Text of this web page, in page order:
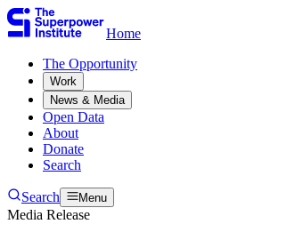
Home
The Opportunity​​​​‌ ‍ ​‍​‍‌‍ ‌ ​‍‌‍‍‌‌‍‌ ‌‍‍‌‌‍ ‍​‍​‍​ ‍‍​‍​‍‌ ​ ‌‍​‌‌‍ ‍‌‍‍‌‌ ‌​‌ ‍‌​‍ ‍‌‍‍‌‌‍ ​‍​‍​‍ ​​‍​‍‌‍‍​‌ ​‍‌‍‌‌‌‍‌‍​‍​‍​ ‍‍​‍​‍‌‍‍​‌ ‌​‌ ‌​‌ ​​​ ‍‍​‍ ​‍ ‌‍ ​‌‍ ‌‍​ ‌‍​‌‌‍ ​‌‍‍​‌‍ ‌ ​ ‌ ‌​​ ‍‍​ ​ ​ ​ ​ ​ ​ ​ ​‍ ‌‍‍‌‌‍ ‍‌ ‌​‌‍‌‌‌‍ ‍‌ ‌​​‍ ‌‍‌‌‌‍‌​‌‍‍‌‌ ‌​​‍ ‌‍ ‌‌‍ ‌‍‌​‌‍‌‌​ ‌‌ ​​‌ ​‍‌‍‌‌‌ ​ ‌‍‌‌‌‍ ‍‌ ‌​‌‍​‌‌ ‌​‌‍‍‌‌‍ ‌‍ ‍​ ‍ ‌‍‍‌‌‍‌​​ ‌​ ​‍​ ‌‍​ ‌‌​ ‌‍​ ​​‌‍‌‌​ ‍​​ ​​​‍ ‌​ ‌ ​ ‌​​ ‌‍​ ‌‌​‍ ‌​ ‌​​ ‍​​ ​ ​ ‍‌​‍ ‌​ ‍​​ ‌‍​ ​‍​ ‍‌​‍ ‌​ ‌‌​ ‌‌​ ‌ ​ ​‍‌‍‌‍​ ‍​​ ​‍​ ‍‌​ ‌‌​ ‍​​ ​​‌‍‌‌​ ‍ ‌ ‌​‌ ‍‌‌ ​​‌‍‌‌​ ‌‌ ​ ‌‍‌‌‌ ‌​‌ ‌​‌‍‍‌‌‍ ‍‌‍‌ ‌ ​ ​ ‍ ‌ ​​‌‍​‌‌ ‌​‌‍‍​​ ‌‌ ​ ‌‍‍‌‌ ‌​‌‍‌‌‌​ ‍‌‍​‌‌ ‌‍‌​‍‌‌ ‌​‌‍‌‌‌‍ ‌‌ ​ ​‍‌‌​ ‌‌‌​​‍‌‌ ‌‍‍ ‌‍‌‌‌ ‍‌​‍‌‌​ ​ ‌​‌​​‍‌‌​ ​ ‌​‌​​‍‌‌​ ​‍​ ​‍‌‍‌‌‌‍​‍‌‍‌‌‌‍​ ‌‍​‍‌‍​‌​ ​​​ ​​​ ​​​ ‌​​ ​​‌‍​ ​‍‌‌​ ​‍​ ​‍​‍‌‌​ ‌‌‌​‌​​‍ ‍‌‍ ​‌‍​‌‌‍​‍‌‍‌‌‌‍ ​​ ‌‍​‍‌‍​‌‌ ​ ‌‍‌‌‌‌‌‌‌ ​‍‌‍ ​​ ‌‌‍‍​‌ ‌​‌ ‌​‌ ​​​‍‌‌​ ​ ‌​​‌​‍‌‌​ ​‍‌​‌‍​‍‌‌​ ​‍‌​‌‍‌‍ ​‌‍ ‌‍​ ‌‍​‌‌‍ ​‌‍‍​‌‍ ‌ ​ ‌ ‌​​‍‌‌​ ​ ‌​​‌​ ​ ​ ​ ​ ​ ​ ​ ​‍‌‍‌‍‍‌‌‍‌​​ ‌​ ​‍​ ‌‍​ ‌‌​ ‌‍​ ​​‌‍‌‌​ ‍​​ ​​​‍ ‌​ ‌ ​ ‌​​ ‌‍​ ‌‌​‍ ‌​ ‌​​ ‍​​ ​ ​ ‍‌​‍ ‌​ ‍​​ ‌‍​ ​‍​ ‍‌​‍ ‌​ ‌‌​ ‌‌​ ‌ ​ ​‍‌‍‌‍​ ‍​​ ​‍​ ‍‌​ ‌‌​ ‍​​ ​​‌‍‌‌​‍‌‍‌ ‌​‌ ‍‌‌ ​​‌‍‌‌​ ‌‌ ​ ‌‍‌‌‌ ‌​‌ ‌​‌‍‍‌‌‍ ‍‌‍‌ ‌ ​ ​‍‌‍‌ ​​‌‍​‌‌ ‌​‌‍‍​​ ‌‌ ​ ‌‍‍‌‌ ‌​‌‍‌‌‌​ ‍‌‍​‌‌ ‌‍‌​‍‌‌ ‌​‌‍‌‌‌‍ ‌‌ ​ ​‍‌‌​ ‌‌‌​​‍‌‌ ‌‍‍ ‌‍‌‌‌ ‍‌​‍‌‌​ ​ ‌​‌​​‍‌‌​ ​ ‌​‌​​‍‌‌​ ​‍​ ​‍‌‍‌‌‌‍​‍‌‍‌‌‌‍​ ‌‍​‍‌‍​‌​ ​​​ ​​​ ​​​ ‌​​ ​​‌‍​ ​‍‌‌​ ​‍​ ​‍​‍‌‌​ ‌‌‌​‌​​‍ ‍‌‍ ​‌‍​‌‌‍​‍‌‍‌‌‌‍ ​​‍‌‍‌ ​​‌‍‌‌‌ ​‍‌ ​ ‌ ​​‌‍‌‌‌‍​ ‌ ‌​‌‍‍‌‌ ‌‍‌‍‌‌​ ‌‌ ​​‌ ‌‌‌‍​‍‌‍ ​‌‍‍‌‌ ​ ‌‍‍​‌‍‌‌‌‍‌​​‍​‍‌ ‌
Work​​​​‌ ‍ ​‍​‍‌‍ ‌ ​‍‌‍‍‌‌‍‌ ‌‍‍‌‌‍ ‍​‍​‍​ ‍‍​‍​‍‌ ​ ‌‍​‌‌‍ ‍‌‍‍‌‌ ‌​‌ ‍‌​‍ ‍‌‍‍‌‌‍ ​‍​‍​‍ ​​‍​‍‌‍‍​‌ ​‍‌‍‌‌‌‍‌‍​‍​‍​ ‍‍​‍​‍‌‍‍​‌ ‌​‌ ‌​‌ ​​​ ‍‍​‍ ​‍ ‌‍ ​‌‍ ‌‍​ ‌‍​‌‌‍ ​‌‍‍​‌‍ ‌ ​ ‌ ‌​​ ‍‍​ ​ ​ ​ ​ ​ ​ ​ ​‍ ‌‍‍‌‌‍ ‍‌ ‌​‌‍‌‌‌‍ ‍‌ ‌​​‍ ‌‍‌‌‌‍‌​‌‍‍‌‌ ‌​​‍ ‌‍ ‌‌‍ ‌‍‌​‌‍‌‌​ ‌‌ ​​‌ ​‍‌‍‌‌‌ ​ ‌‍‌‌‌‍ ‍‌ ‌​‌‍​‌‌ ‌​‌‍‍‌‌‍ ‌‍ ‍​ ‍ ‌‍‍‌‌‍‌​​ ‌​ ​‍​ ‌‍​ ‌‌​ ‌‍​ ​​‌‍‌‌​ ‍​​ ​​​‍ ‌​ ‌ ​ ‌​​ ‌‍​ ‌‌​‍ ‌​ ‌​​ ‍​​ ​ ​ ‍‌​‍ ‌​ ‍​​ ‌‍​ ​‍​ ‍‌​‍ ‌​ ‌‌​ ‌‌​ ‌ ​ ​‍‌‍‌‍​ ‍​​ ​‍​ ‍‌​ ‌‌​ ‍​​ ​​‌‍‌‌​ ‍ ‌ ‌​‌ ‍‌‌ ​​‌‍‌‌​ ‌‌ ​ ‌‍‌‌‌ ‌​‌ ‌​‌‍‍‌‌‍ ‍‌‍‌ ‌ ​ ​ ‍ ‌ ​​‌‍​‌‌ ‌​‌‍‍​​ ‌‌ ​ ‌‍‍‌‌ ‌​‌‍‌‌‌​ ‍‌‍​‌‌ ‌‍‌​‍‌‌ ‌​‌‍‌‌‌‍ ‌‌ ​ ​‍‌‌​ ‌‌‌​​‍‌‌ ‌‍‍ ‌‍‌‌‌ ‍‌​‍‌‌​ ​ ‌​‌​​‍‌‌​ ​ ‌​‌​​‍‌‌​ ​‍​ ​‍​ ‌‌​ ​​‌‍‌‍‌‍​‌‌‍‌​​ ‌‌​ ‌ ‌‍‌‍​ ‌ ‌‍​‌‌‍‌‌​ ​‍​ ‌ ​ ‌​‌‍‌‌​ ‍‌‌‍​ ​ ​​‌‍‌​​ ‍‌​ ​ ​ ‌‌​ ‌‌​ ​‍​ ‌ ​ ‌ ​ ‌‌‌‍‌​‌‍​‌​ ‍‌​ ​​​ ‌ ​‍‌‌​ ​‍​ ​‍​‍‌‌​ ‌‌‌​‌​​‍ ‍‌‍ ​‌‍​‌‌‍​‍‌‍‌‌‌‍ ​​ ‌‍​‍‌‍​‌‌ ​ ‌‍‌‌‌‌‌‌‌ ​‍‌‍ ​​ ‌‌‍‍​‌ ‌​‌ ‌​‌ ​​​‍‌‌​ ​ ‌​​‌​‍‌‌​ ​‍‌​‌‍​‍‌‌​ ​‍‌​‌‍‌‍ ​‌‍ ‌‍​ ‌‍​‌‌‍ ​‌‍‍​‌‍ ‌ ​ ‌ ‌​​‍‌‌​ ​ ‌​​‌​ ​ ​ ​ ​ ​ ​ ​ ​‍‌‍‌‍‍‌‌‍‌​​ ‌​ ​‍​ ‌‍​ ‌‌​ ‌‍​ ​​‌‍‌‌​ ‍​​ ​​​‍ ‌​ ‌ ​ ‌​​ ‌‍​ ‌‌​‍ ‌​ ‌​​ ‍​​ ​ ​ ‍‌​‍ ‌​ ‍​​ ‌‍​ ​‍​ ‍‌​‍ ‌​ ‌‌​ ‌‌​ ‌ ​ ​‍‌‍‌‍​ ‍​​ ​‍​ ‍‌​ ‌‌​ ‍​​ ​​‌‍‌‌​‍‌‍‌ ‌​‌ ‍‌‌ ​​‌‍‌‌​ ‌‌ ​ ‌‍‌‌‌ ‌​‌ ‌​‌‍‍‌‌‍ ‍‌‍‌ ‌ ​ ​‍‌‍‌ ​​‌‍​‌‌ ‌​‌‍‍​​ ‌‌ ​ ‌‍‍‌‌ ‌​‌‍‌‌‌​ ‍‌‍​‌‌ ‌‍‌​‍‌‌ ‌​‌‍‌‌‌‍ ‌‌ ​ ​‍‌‌​ ‌‌‌​​‍‌‌ ‌‍‍ ‌‍‌‌‌ ‍‌​‍‌‌​ ​ ‌​‌​​‍‌‌​ ​ ‌​‌​​‍‌‌​ ​‍​ ​‍​ ‌‌​ ​​‌‍‌‍‌‍​‌‌‍‌​​ ‌‌​ ‌ ‌‍‌‍​ ‌ ‌‍​‌‌‍‌‌​ ​‍​ ‌ ​ ‌​‌‍‌‌​ ‍‌‌‍​ ​ ​​‌‍‌​​ ‍‌​ ​ ​ ‌‌​ ‌‌​ ​‍​ ‌ ​ ‌ ​ ‌‌‌‍‌​‌‍​‌​ ‍‌​ ​​​ ‌ ​‍‌‌​ ​‍​ ​‍​‍‌‌​ ‌‌‌​‌​​‍ ‍‌‍ ​‌‍​‌‌‍​‍‌‍‌‌‌‍ ​​‍‌‍‌ ​​‌‍‌‌‌ ​‍‌ ​ ‌ ​​‌‍‌‌‌‍​ ‌ ‌​‌‍‍‌‌ ‌‍‌‍‌‌​ ‌‌ ​​‌ ‌‌‌‍​‍‌‍ ​‌‍‍‌‌ ​ ‌‍‍​‌‍‌‌‌‍‌​​‍​‍‌ ‌
News & Media​​​​‌ ‍ ​‍​‍‌‍ ‌ ​‍‌‍‍‌‌‍‌ ‌‍‍‌‌‍ ‍​‍​‍​ ‍‍​‍​‍‌ ​ ‌‍​‌‌‍ ‍‌‍‍‌‌ ‌​‌ ‍‌​‍ ‍‌‍‍‌‌‍ ​‍​‍​‍ ​​‍​‍‌‍‍​‌ ​‍‌‍‌‌‌‍‌‍​‍​‍​ ‍‍​‍​‍‌‍‍​‌ ‌​‌ ‌​‌ ​​​ ‍‍​‍ ​‍ ‌‍ ​‌‍ ‌‍​ ‌‍​‌‌‍ ​‌‍‍​‌‍ ‌ ​ ‌ ‌​​ ‍‍​ ​ ​ ​ ​ ​ ​ ​ ​‍ ‌‍‍‌‌‍ ‍‌ ‌​‌‍‌‌‌‍ ‍‌ ‌​​‍ ‌‍‌‌‌‍‌​‌‍‍‌‌ ‌​​‍ ‌‍ ‌‌‍ ‌‍‌​‌‍‌‌​ ‌‌ ​​‌ ​‍‌‍‌‌‌ ​ ‌‍‌‌‌‍ ‍‌ ‌​‌‍​‌‌ ‌​‌‍‍‌‌‍ ‌‍ ‍​ ‍ ‌‍‍‌‌‍‌​​ ‌​ ​‍​ ‌‍​ ‌‌​ ‌‍​ ​​‌‍‌‌​ ‍​​ ​​​‍ ‌​ ‌ ​ ‌​​ ‌‍​ ‌‌​‍ ‌​ ‌​​ ‍​​ ​ ​ ‍‌​‍ ‌​ ‍​​ ‌‍​ ​‍​ ‍‌​‍ ‌​ ‌‌​ ‌‌​ ‌ ​ ​‍‌‍‌‍​ ‍​​ ​‍​ ‍‌​ ‌‌​ ‍​​ ​​‌‍‌‌​ ‍ ‌ ‌​‌ ‍‌‌ ​​‌‍‌‌​ ‌‌ ​ ‌‍‌‌‌ ‌​‌ ‌​‌‍‍‌‌‍ ‍‌‍‌ ‌ ​ ​ ‍ ‌ ​​‌‍​‌‌ ‌​‌‍‍​​ ‌‌ ​ ‌‍‍‌‌ ‌​‌‍‌‌‌​ ‍‌‍​‌‌ ‌‍‌​‍‌‌ ‌​‌‍‌‌‌‍ ‌‌ ​ ​‍‌‌​ ‌‌‌​​‍‌‌ ‌‍‍ ‌‍‌‌‌ ‍‌​‍‌‌​ ​ ‌​‌​​‍‌‌​ ​ ‌​‌​​‍‌‌​ ​‍​ ​‍​ ​​​ ​ ​ ‌‌​ ‍‌​ ‌‍‌‍‌‌‌‍‌​‌‍‌‌​ ‍​​ ​​​ ‌ ​ ‌‌​‍‌‌​ ​‍​ ​‍​‍‌‌​ ‌‌‌​‌​​‍ ‍‌‍ ​‌‍​‌‌‍​‍‌‍‌‌‌‍ ​​ ‌‍​‍‌‍​‌‌ ​ ‌‍‌‌‌‌‌‌‌ ​‍‌‍ ​​ ‌‌‍‍​‌ ‌​‌ ‌​‌ ​​​‍‌‌​ ​ ‌​​‌​‍‌‌​ ​‍‌​‌‍​‍‌‌​ ​‍‌​‌‍‌‍ ​‌‍ ‌‍​ ‌‍​‌‌‍ ​‌‍‍​‌‍ ‌ ​ ‌ ‌​​‍‌‌​ ​ ‌​​‌​ ​ ​ ​ ​ ​ ​ ​ ​‍‌‍‌‍‍‌‌‍‌​​ ‌​ ​‍​ ‌‍​ ‌‌​ ‌‍​ ​​‌‍‌‌​ ‍​​ ​​​‍ ‌​ ‌ ​ ‌​​ ‌‍​ ‌‌​‍ ‌​ ‌​​ ‍​​ ​ ​ ‍‌​‍ ‌​ ‍​​ ‌‍​ ​‍​ ‍‌​‍ ‌​ ‌‌​ ‌‌​ ‌ ​ ​‍‌‍‌‍​ ‍​​ ​‍​ ‍‌​ ‌‌​ ‍​​ ​​‌‍‌‌​‍‌‍‌ ‌​‌ ‍‌‌ ​​‌‍‌‌​ ‌‌ ​ ‌‍‌‌‌ ‌​‌ ‌​‌‍‍‌‌‍ ‍‌‍‌ ‌ ​ ​‍‌‍‌ ​​‌‍​‌‌ ‌​‌‍‍​​ ‌‌ ​ ‌‍‍‌‌ ‌​‌‍‌‌‌​ ‍‌‍​‌‌ ‌‍‌​‍‌‌ ‌​‌‍‌‌‌‍ ‌‌ ​ ​‍‌‌​ ‌‌‌​​‍‌‌ ‌‍‍ ‌‍‌‌‌ ‍‌​‍‌‌​ ​ ‌​‌​​‍‌‌​ ​ ‌​‌​​‍‌‌​ ​‍​ ​‍​ ​​​ ​ ​ ‌‌​ ‍‌​ ‌‍‌‍‌‌‌‍‌​‌‍‌‌​ ‍​​ ​​​ ‌ ​ ‌‌​‍‌‌​ ​‍​ ​‍​‍‌‌​ ‌‌‌​‌​​‍ ‍‌‍ ​‌‍​‌‌‍​‍‌‍‌‌‌‍ ​​‍‌‍‌ ​​‌‍‌‌‌ ​‍‌ ​ ‌ ​​‌‍‌‌‌‍​ ‌ ‌​‌‍‍‌‌ ‌‍‌‍‌‌​ ‌‌ ​​‌ ‌‌‌‍​‍‌‍ ​‌‍‍‌‌ ​ ‌‍‍​‌‍‌‌‌‍‌​​‍​‍‌ ‌
Open Data​​​​‌ ‍ ​‍​‍‌‍ ‌ ​‍‌‍‍‌‌‍‌ ‌‍‍‌‌‍ ‍​‍​‍​ ‍‍​‍​‍‌ ​ ‌‍​‌‌‍ ‍‌‍‍‌‌ ‌​‌ ‍‌​‍ ‍‌‍‍‌‌‍ ​‍​‍​‍ ​​‍​‍‌‍‍​‌ ​‍‌‍‌‌‌‍‌‍​‍​‍​ ‍‍​‍​‍‌‍‍​‌ ‌​‌ ‌​‌ ​​​ ‍‍​‍ ​‍ ‌‍ ​‌‍ ‌‍​ ‌‍​‌‌‍ ​‌‍‍​‌‍ ‌ ​ ‌ ‌​​ ‍‍​ ​ ​ ​ ​ ​ ​ ​ ​‍ ‌‍‍‌‌‍ ‍‌ ‌​‌‍‌‌‌‍ ‍‌ ‌​​‍ ‌‍‌‌‌‍‌​‌‍‍‌‌ ‌​​‍ ‌‍ ‌‌‍ ‌‍‌​‌‍‌‌​ ‌‌ ​​‌ ​‍‌‍‌‌‌ ​ ‌‍‌‌‌‍ ‍‌ ‌​‌‍​‌‌ ‌​‌‍‍‌‌‍ ‌‍ ‍​ ‍ ‌‍‍‌‌‍‌​​ ‌​ ​‍​ ‌‍​ ‌‌​ ‌‍​ ​​‌‍‌‌​ ‍​​ ​​​‍ ‌​ ‌ ​ ‌​​ ‌‍​ ‌‌​‍ ‌​ ‌​​ ‍​​ ​ ​ ‍‌​‍ ‌​ ‍​​ ‌‍​ ​‍​ ‍‌​‍ ‌​ ‌‌​ ‌‌​ ‌ ​ ​‍‌‍‌‍​ ‍​​ ​‍​ ‍‌​ ‌‌​ ‍​​ ​​‌‍‌‌​ ‍ ‌ ‌​‌ ‍‌‌ ​​‌‍‌‌​ ‌‌ ​ ‌‍‌‌‌ ‌​‌ ‌​‌‍‍‌‌‍ ‍‌‍‌ ‌ ​ ​ ‍ ‌ ​​‌‍​‌‌ ‌​‌‍‍​​ ‌‌ ​ ‌‍‍‌‌ ‌​‌‍‌‌‌​ ‍‌‍​‌‌ ‌‍‌​‍‌‌ ‌​‌‍‌‌‌‍ ‌‌ ​ ​‍‌‌​ ‌‌‌​​‍‌‌ ‌‍‍ ‌‍‌‌‌ ‍‌​‍‌‌​ ​ ‌​‌​​‍‌‌​ ​ ‌​‌​​‍‌‌​ ​‍​ ​‍​ ‍​‌‍‌‍‌‍‌​​ ​ ​ ‍​‌‍​‍‌‍‌‌‌‍​ ​ ​‍‌‍​‍​ ‍‌​ ​ ​‍‌‌​ ​‍​ ​‍​‍‌‌​ ‌‌‌​‌​​‍ ‍‌‍ ​‌‍​‌‌‍​‍‌‍‌‌‌‍ ​​ ‌‍​‍‌‍​‌‌ ​ ‌‍‌‌‌‌‌‌‌ ​‍‌‍ ​​ ‌‌‍‍​‌ ‌​‌ ‌​‌ ​​​‍‌‌​ ​ ‌​​‌​‍‌‌​ ​‍‌​‌‍​‍‌‌​ ​‍‌​‌‍‌‍ ​‌‍ ‌‍​ ‌‍​‌‌‍ ​‌‍‍​‌‍ ‌ ​ ‌ ‌​​‍‌‌​ ​ ‌​​‌​ ​ ​ ​ ​ ​ ​ ​ ​‍‌‍‌‍‍‌‌‍‌​​ ‌​ ​‍​ ‌‍​ ‌‌​ ‌‍​ ​​‌‍‌‌​ ‍​​ ​​​‍ ‌​ ‌ ​ ‌​​ ‌‍​ ‌‌​‍ ‌​ ‌​​ ‍​​ ​ ​ ‍‌​‍ ‌​ ‍​​ ‌‍​ ​‍​ ‍‌​‍ ‌​ ‌‌​ ‌‌​ ‌ ​ ​‍‌‍‌‍​ ‍​​ ​‍​ ‍‌​ ‌‌​ ‍​​ ​​‌‍‌‌​‍‌‍‌ ‌​‌ ‍‌‌ ​​‌‍‌‌​ ‌‌ ​ ‌‍‌‌‌ ‌​‌ ‌​‌‍‍‌‌‍ ‍‌‍‌ ‌ ​ ​‍‌‍‌ ​​‌‍​‌‌ ‌​‌‍‍​​ ‌‌ ​ ‌‍‍‌‌ ‌​‌‍‌‌‌​ ‍‌‍​‌‌ ‌‍‌​‍‌‌ ‌​‌‍‌‌‌‍ ‌‌ ​ ​‍‌‌​ ‌‌‌​​‍‌‌ ‌‍‍ ‌‍‌‌‌ ‍‌​‍‌‌​ ​ ‌​‌​​‍‌‌​ ​ ‌​‌​​‍‌‌​ ​‍​ ​‍​ ‍​‌‍‌‍‌‍‌​​ ​ ​ ‍​‌‍​‍‌‍‌‌‌‍​ ​ ​‍‌‍​‍​ ‍‌​ ​ ​‍‌‌​ ​‍​ ​‍​‍‌‌​ ‌‌‌​‌​​‍ ‍‌‍ ​‌‍​‌‌‍​‍‌‍‌‌‌‍ ​​‍‌‍‌ ​​‌‍‌‌‌ ​‍‌ ​ ‌ ​​‌‍‌‌‌‍​ ‌ ‌​‌‍‍‌‌ ‌‍‌‍‌‌​ ‌‌ ​​‌ ‌‌‌‍​‍‌‍ ​‌‍‍‌‌ ​ ‌‍‍​‌‍‌‌‌‍‌​​‍​‍‌ ‌
About​​​​‌ ‍ ​‍​‍‌‍ ‌ ​‍‌‍‍‌‌‍‌ ‌‍‍‌‌‍ ‍​‍​‍​ ‍‍​‍​‍‌ ​ ‌‍​‌‌‍ ‍‌‍‍‌‌ ‌​‌ ‍‌​‍ ‍‌‍‍‌‌‍ ​‍​‍​‍ ​​‍​‍‌‍‍​‌ ​‍‌‍‌‌‌‍‌‍​‍​‍​ ‍‍​‍​‍‌‍‍​‌ ‌​‌ ‌​‌ ​​​ ‍‍​‍ ​‍ ‌‍ ​‌‍ ‌‍​ ‌‍​‌‌‍ ​‌‍‍​‌‍ ‌ ​ ‌ ‌​​ ‍‍​ ​ ​ ​ ​ ​ ​ ​ ​‍ ‌‍‍‌‌‍ ‍‌ ‌​‌‍‌‌‌‍ ‍‌ ‌​​‍ ‌‍‌‌‌‍‌​‌‍‍‌‌ ‌​​‍ ‌‍ ‌‌‍ ‌‍‌​‌‍‌‌​ ‌‌ ​​‌ ​‍‌‍‌‌‌ ​ ‌‍‌‌‌‍ ‍‌ ‌​‌‍​‌‌ ‌​‌‍‍‌‌‍ ‌‍ ‍​ ‍ ‌‍‍‌‌‍‌​​ ‌​ ​‍​ ‌‍​ ‌‌​ ‌‍​ ​​‌‍‌‌​ ‍​​ ​​​‍ ‌​ ‌ ​ ‌​​ ‌‍​ ‌‌​‍ ‌​ ‌​​ ‍​​ ​ ​ ‍‌​‍ ‌​ ‍​​ ‌‍​ ​‍​ ‍‌​‍ ‌​ ‌‌​ ‌‌​ ‌ ​ ​‍‌‍‌‍​ ‍​​ ​‍​ ‍‌​ ‌‌​ ‍​​ ​​‌‍‌‌​ ‍ ‌ ‌​‌ ‍‌‌ ​​‌‍‌‌​ ‌‌ ​ ‌‍‌‌‌ ‌​‌ ‌​‌‍‍‌‌‍ ‍‌‍‌ ‌ ​ ​ ‍ ‌ ​​‌‍​‌‌ ‌​‌‍‍​​ ‌‌ ​ ‌‍‍‌‌ ‌​‌‍‌‌‌​ ‍‌‍​‌‌ ‌‍‌​‍‌‌ ‌​‌‍‌‌‌‍ ‌‌ ​ ​‍‌‌​ ‌‌‌​​‍‌‌ ‌‍‍ ‌‍‌‌‌ ‍‌​‍‌‌​ ​ ‌​‌​​‍‌‌​ ​ ‌​‌​​‍‌‌​ ​‍​ ​‍​ ‌‍​ ​ ‌‍‌‌‌‍​‌‌‍​‍‌‍‌​‌‍‌‌​ ​​​ ‌‍​ ‌ ​ ‌ ​ ‌‌​‍‌‌​ ​‍​ ​‍​‍‌‌​ ‌‌‌​‌​​‍ ‍‌‍ ​‌‍​‌‌‍​‍‌‍‌‌‌‍ ​​ ‌‍​‍‌‍​‌‌ ​ ‌‍‌‌‌‌‌‌‌ ​‍‌‍ ​​ ‌‌‍‍​‌ ‌​‌ ‌​‌ ​​​‍‌‌​ ​ ‌​​‌​‍‌‌​ ​‍‌​‌‍​‍‌‌​ ​‍‌​‌‍‌‍ ​‌‍ ‌‍​ ‌‍​‌‌‍ ​‌‍‍​‌‍ ‌ ​ ‌ ‌​​‍‌‌​ ​ ‌​​‌​ ​ ​ ​ ​ ​ ​ ​ ​‍‌‍‌‍‍‌‌‍‌​​ ‌​ ​‍​ ‌‍​ ‌‌​ ‌‍​ ​​‌‍‌‌​ ‍​​ ​​​‍ ‌​ ‌ ​ ‌​​ ‌‍​ ‌‌​‍ ‌​ ‌​​ ‍​​ ​ ​ ‍‌​‍ ‌​ ‍​​ ‌‍​ ​‍​ ‍‌​‍ ‌​ ‌‌​ ‌‌​ ‌ ​ ​‍‌‍‌‍​ ‍​​ ​‍​ ‍‌​ ‌‌​ ‍​​ ​​‌‍‌‌​‍‌‍‌ ‌​‌ ‍‌‌ ​​‌‍‌‌​ ‌‌ ​ ‌‍‌‌‌ ‌​‌ ‌​‌‍‍‌‌‍ ‍‌‍‌ ‌ ​ ​‍‌‍‌ ​​‌‍​‌‌ ‌​‌‍‍​​ ‌‌ ​ ‌‍‍‌‌ ‌​‌‍‌‌‌​ ‍‌‍​‌‌ ‌‍‌​‍‌‌ ‌​‌‍‌‌‌‍ ‌‌ ​ ​‍‌‌​ ‌‌‌​​‍‌‌ ‌‍‍ ‌‍‌‌‌ ‍‌​‍‌‌​ ​ ‌​‌​​‍‌‌​ ​ ‌​‌​​‍‌‌​ ​‍​ ​‍​ ‌‍​ ​ ‌‍‌‌‌‍​‌‌‍​‍‌‍‌​‌‍‌‌​ ​​​ ‌‍​ ‌ ​ ‌ ​ ‌‌​‍‌‌​ ​‍​ ​‍​‍‌‌​ ‌‌‌​‌​​‍ ‍‌‍ ​‌‍​‌‌‍​‍‌‍‌‌‌‍ ​​‍‌‍‌ ​​‌‍‌‌‌ ​‍‌ ​ ‌ ​​‌‍‌‌‌‍​ ‌ ‌​‌‍‍‌‌ ‌‍‌‍‌‌​ ‌‌ ​​‌ ‌‌‌‍​‍‌‍ ​‌‍‍‌‌ ​ ‌‍‍​‌‍‌‌‌‍‌​​‍​‍‌ ‌
Donate​​​​‌ ‍ ​‍​‍‌‍ ‌ ​‍‌‍‍‌‌‍‌ ‌‍‍‌‌‍ ‍​‍​‍​ ‍‍​‍​‍‌ ​ ‌‍​‌‌‍ ‍‌‍‍‌‌ ‌​‌ ‍‌​‍ ‍‌‍‍‌‌‍ ​‍​‍​‍ ​​‍​‍‌‍‍​‌ ​‍‌‍‌‌‌‍‌‍​‍​‍​ ‍‍​‍​‍‌‍‍​‌ ‌​‌ ‌​‌ ​​​ ‍‍​‍ ​‍ ‌‍ ​‌‍ ‌‍​ ‌‍​‌‌‍ ​‌‍‍​‌‍ ‌ ​ ‌ ‌​​ ‍‍​ ​ ​ ​ ​ ​ ​ ​ ​‍ ‌‍‍‌‌‍ ‍‌ ‌​‌‍‌‌‌‍ ‍‌ ‌​​‍ ‌‍‌‌‌‍‌​‌‍‍‌‌ ‌​​‍ ‌‍ ‌‌‍ ‌‍‌​‌‍‌‌​ ‌‌ ​​‌ ​‍‌‍‌‌‌ ​ ‌‍‌‌‌‍ ‍‌ ‌​‌‍​‌‌ ‌​‌‍‍‌‌‍ ‌‍ ‍​ ‍ ‌‍‍‌‌‍‌​​ ‌​ ​‍​ ‌‍​ ‌‌​ ‌‍​ ​​‌‍‌‌​ ‍​​ ​​​‍ ‌​ ‌ ​ ‌​​ ‌‍​ ‌‌​‍ ‌​ ‌​​ ‍​​ ​ ​ ‍‌​‍ ‌​ ‍​​ ‌‍​ ​‍​ ‍‌​‍ ‌​ ‌‌​ ‌‌​ ‌ ​ ​‍‌‍‌‍​ ‍​​ ​‍​ ‍‌​ ‌‌​ ‍​​ ​​‌‍‌‌​ ‍ ‌ ‌​‌ ‍‌‌ ​​‌‍‌‌​ ‌‌ ​ ‌‍‌‌‌ ‌​‌ ‌​‌‍‍‌‌‍ ‍‌‍‌ ‌ ​ ​ ‍ ‌ ​​‌‍​‌‌ ‌​‌‍‍​​ ‌‌ ​ ‌‍‍‌‌ ‌​‌‍‌‌‌​ ‍‌‍​‌‌ ‌‍‌​‍‌‌ ‌​‌‍‌‌‌‍ ‌‌ ​ ​‍‌‌​ ‌‌‌​​‍‌‌ ‌‍‍ ‌‍‌‌‌ ‍‌​‍‌‌​ ​ ‌​‌​​‍‌‌​ ​ ‌​‌​​‍‌‌​ ​‍​ ​‍​ ‌​​ ‍‌​ ‌‍​ ​ ​ ‍​‌‍​ ​ ‌‌​ ​‍‌‍‌‌​ ​‍​ ‌‌‌‍‌‌​‍‌‌​ ​‍​ ​‍​‍‌‌​ ‌‌‌​‌​​‍ ‍‌‍ ​‌‍​‌‌‍​‍‌‍‌‌‌‍ ​​ ‌‍​‍‌‍​‌‌ ​ ‌‍‌‌‌‌‌‌‌ ​‍‌‍ ​​ ‌‌‍‍​‌ ‌​‌ ‌​‌ ​​​‍‌‌​ ​ ‌​​‌​‍‌‌​ ​‍‌​‌‍​‍‌‌​ ​‍‌​‌‍‌‍ ​‌‍ ‌‍​ ‌‍​‌‌‍ ​‌‍‍​‌‍ ‌ ​ ‌ ‌​​‍‌‌​ ​ ‌​​‌​ ​ ​ ​ ​ ​ ​ ​ ​‍‌‍‌‍‍‌‌‍‌​​ ‌​ ​‍​ ‌‍​ ‌‌​ ‌‍​ ​​‌‍‌‌​ ‍​​ ​​​‍ ‌​ ‌ ​ ‌​​ ‌‍​ ‌‌​‍ ‌​ ‌​​ ‍​​ ​ ​ ‍‌​‍ ‌​ ‍​​ ‌‍​ ​‍​ ‍‌​‍ ‌​ ‌‌​ ‌‌​ ‌ ​ ​‍‌‍‌‍​ ‍​​ ​‍​ ‍‌​ ‌‌​ ‍​​ ​​‌‍‌‌​‍‌‍‌ ‌​‌ ‍‌‌ ​​‌‍‌‌​ ‌‌ ​ ‌‍‌‌‌ ‌​‌ ‌​‌‍‍‌‌‍ ‍‌‍‌ ‌ ​ ​‍‌‍‌ ​​‌‍​‌‌ ‌​‌‍‍​​ ‌‌ ​ ‌‍‍‌‌ ‌​‌‍‌‌‌​ ‍‌‍​‌‌ ‌‍‌​‍‌‌ ‌​‌‍‌‌‌‍ ‌‌ ​ ​‍‌‌​ ‌‌‌​​‍‌‌ ‌‍‍ ‌‍‌‌‌ ‍‌​‍‌‌​ ​ ‌​‌​​‍‌‌​ ​ ‌​‌​​‍‌‌​ ​‍​ ​‍​ ‌​​ ‍‌​ ‌‍​ ​ ​ ‍​‌‍​ ​ ‌‌​ ​‍‌‍‌‌​ ​‍​ ‌‌‌‍‌‌​‍‌‌​ ​‍​ ​‍​‍‌‌​ ‌‌‌​‌​​‍ ‍‌‍ ​‌‍​‌‌‍​‍‌‍‌‌‌‍ ​​‍‌‍‌ ​​‌‍‌‌‌ ​‍‌ ​ ‌ ​​‌‍‌‌‌‍​ ‌ ‌​‌‍‍‌‌ ‌‍‌‍‌‌​ ‌‌ ​​‌ ‌‌‌‍​‍‌‍ ​‌‍‍‌‌ ​ ‌‍‍​‌‍‌‌‌‍‌​​‍​‍‌ ‌
Search
Search Menu
Media Release